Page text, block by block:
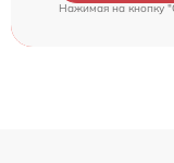
Нажимая на кнопку